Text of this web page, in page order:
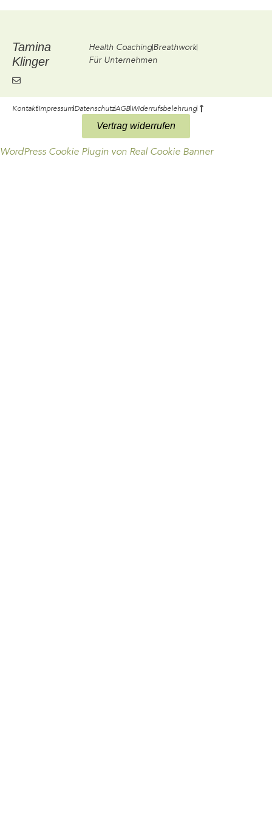
Tamina
Klinger
Health CoachingBreathwork
Für Unternehmen
KontaktImpressumDatenschutzAGBWiderrufsbelehrung
Vertrag widerrufen
WordPress Cookie Plugin von Real Cookie Banner